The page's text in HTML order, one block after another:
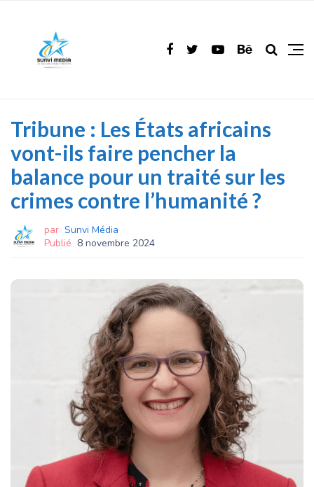
Tribune : Les États africains
vont-ils faire pencher la
balance pour un traité sur les
crimes contre l’humanité ?
par Sunvi Média
Publié 8 novembre 2024